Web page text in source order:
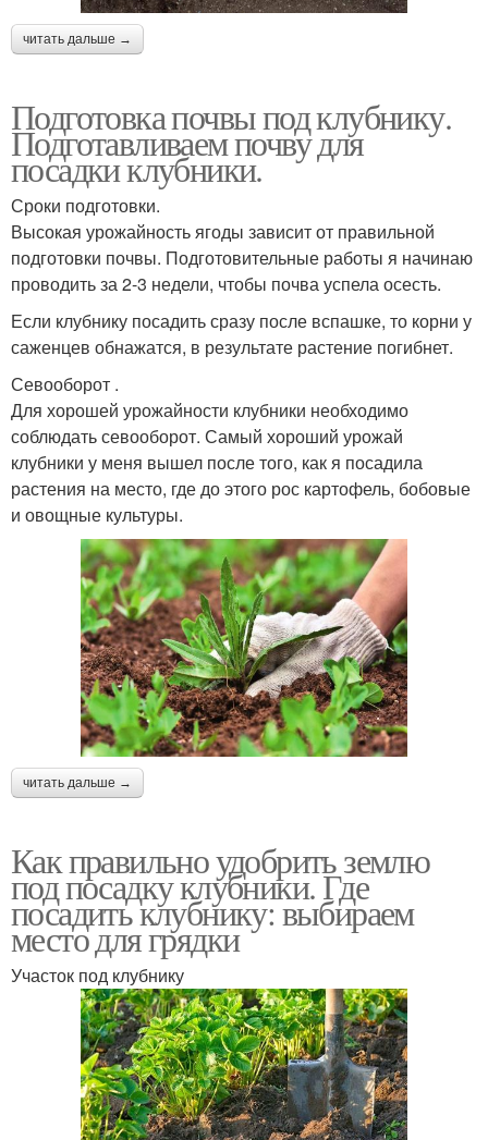
читать дальше →
Подготовка почвы под клубнику.
Подготавливаем почву для
посадки клубники.
Сроки подготовки.
Высокая урожайность ягоды зависит от правильной
подготовки почвы. Подготовительные работы я начинаю
проводить за 2-3 недели, чтобы почва успела осесть.
Если клубнику посадить сразу после вспашке, то корни у
саженцев обнажатся, в результате растение погибнет.
Севооборот .
Для хорошей урожайности клубники необходимо
соблюдать севооборот. Самый хороший урожай
клубники у меня вышел после того, как я посадила
растения на место, где до этого рос картофель, бобовые
и овощные культуры.
читать дальше →
Как правильно удобрить землю
под посадку клубники. Где
посадить клубнику: выбираем
место для грядки
Участок под клубнику